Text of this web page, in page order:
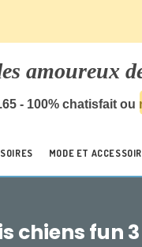
amoureux
- 100% chatisfait ou
MODE ET
chiens fun